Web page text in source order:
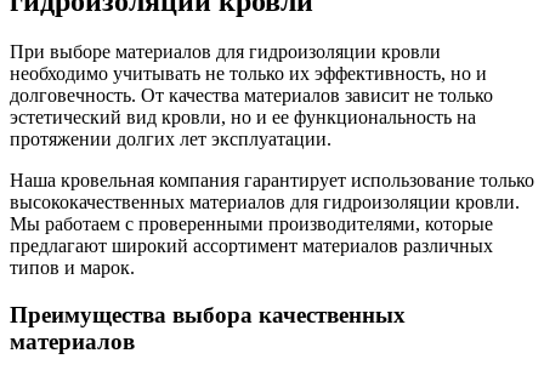
При выборе материалов для гидроизоляции кровли
необходимо учитывать не только их эффективность, но и
долговечность. От качества материалов зависит не только
эстетический вид кровли, но и ее функциональность на
протяжении долгих лет эксплуатации.
Наша кровельная компания гарантирует использование только
высококачественных материалов для гидроизоляции кровли.
Мы работаем с проверенными производителями, которые
предлагают широкий ассортимент материалов различных
типов и марок.
Преимущества выбора качественных
материалов